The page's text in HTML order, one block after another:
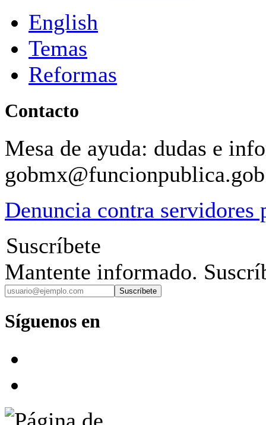
English
Temas
Reformas
Contacto
Mesa de ayuda: dudas e
Denuncia contra servidores
Suscríbete
Mantente informado.
Suscríbete
Síguenos en